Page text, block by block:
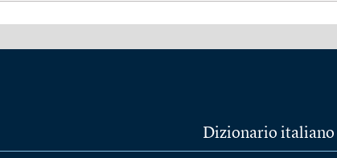
Dizionario italiano